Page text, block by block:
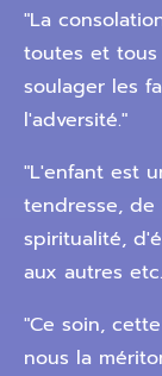
"La
toutes et
soulager les
l'adversité."
"L'enfant est
tendresse,
spiritualité,
aux autres
"Ce soin,
nous la